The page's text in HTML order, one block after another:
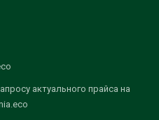
актуального прайса на